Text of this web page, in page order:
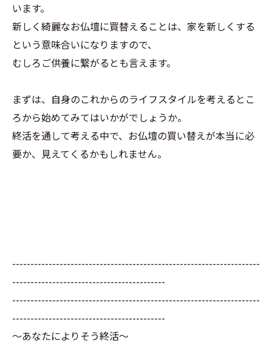
います。
新しく綺麗なお仏壇に買替えることは、家を新しくする
という意味合いになりますので、
むしろご供養に繋がるとも言えます。
まずは、自身のこれからのライフスタイルを考えるとこ
ろから始めてみてはいかがでしょうか。
終活を通して考える中で、お仏壇の買い替えが本当に必
要か、見えてくるかもしれません。
--------------------------------------------------------------------
------------------------------------------
--------------------------------------------------------------------
------------------------------------------
～あなたによりそう終活～